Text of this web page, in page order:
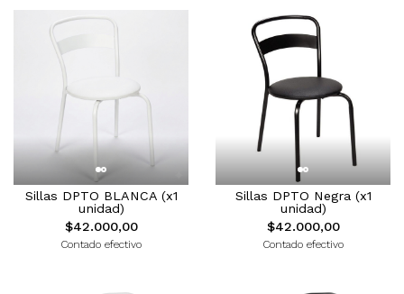
Sillas DPTO BLANCA (x1
unidad)
$42.000,00
Contado efectivo
Sillas DPTO Negra (x1
unidad)
$42.000,00
Contado efectivo